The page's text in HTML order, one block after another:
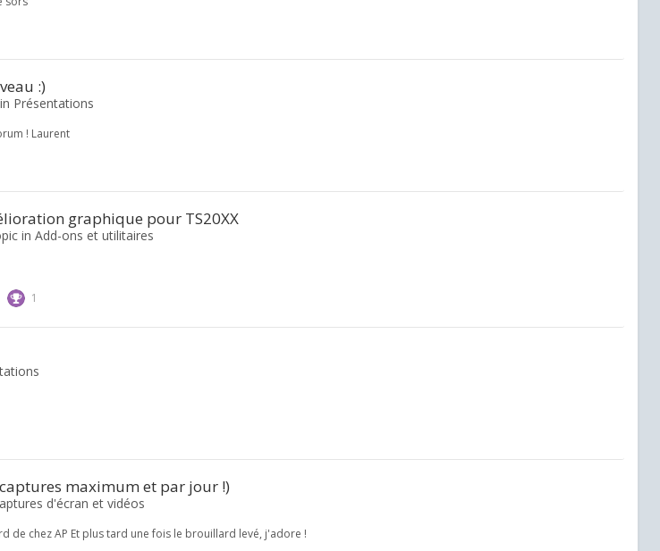
:)
Présentations
! Laurent
graphique pour TS20XX
in Add-ons et utilitaires
1
maximum et par jour !)
d'écran et vidéos
de chez AP Et plus tard une fois le brouillard levé, j'adore !